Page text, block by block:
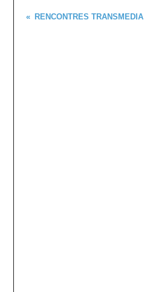
RENCONTRES TRANSMEDIA